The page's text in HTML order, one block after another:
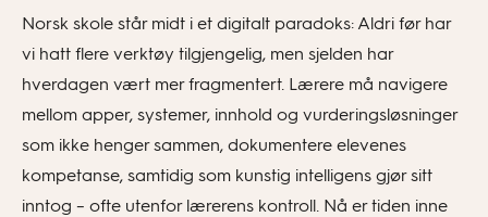
Norsk skole står midt i et digitalt paradoks: Aldri før har
vi hatt flere verktøy tilgjengelig, men sjelden har
hverdagen vært mer fragmentert. Lærere må navigere
mellom apper, systemer, innhold og vurderingsløsninger
som ikke henger sammen, dokumentere elevenes
kompetanse, samtidig som kunstig intelligens gjør sitt
inntog – ofte utenfor lærerens kontroll. Nå er tiden inne